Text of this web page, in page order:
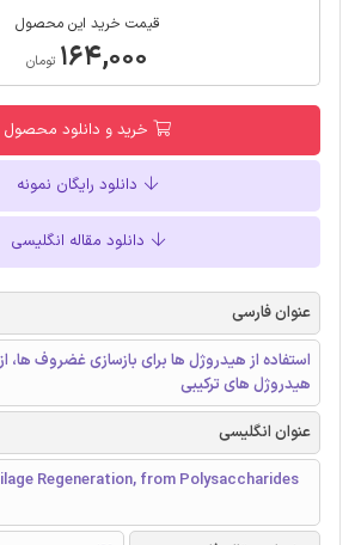
قیمت خرید این محصول
۱۶۴,۰۰۰ تومان
خرید و دانلود محصول
دانلود رایگان نمونه
دانلود مقاله انگلیسی
عنوان فارسی
استفاده از هیدروژل ها برای بازسازی غضروف ها،
هیدروژل های ترکیبی
عنوان انگلیسی
Regeneration, from Polysaccharides